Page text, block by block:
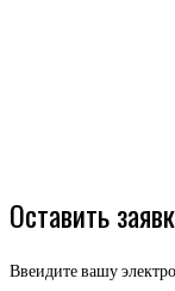
Оставить
Ввеидите вашу